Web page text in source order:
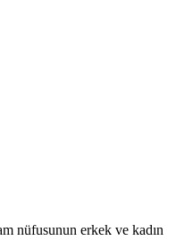
nüfusunun erkek ve kadın